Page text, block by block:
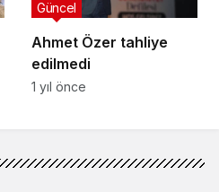
Ahmet Özer tahliye
edilmedi
Güncel
1 yıl önce